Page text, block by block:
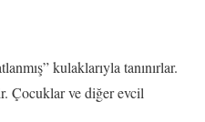
kulaklarıyla tanınırlar.
Çocuklar ve diğer evcil